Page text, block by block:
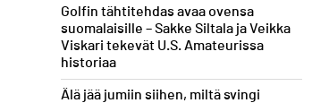
Golfin tähtitehdas avaa ovensa
suomalaisille – Sakke Siltala ja Veikka
Viskari tekevät U.S. Amateurissa
historiaa
Älä jää jumiin siihen, miltä svingi